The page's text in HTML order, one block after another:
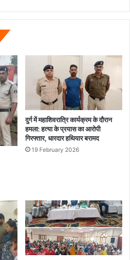
दुर्ग में महाशिवरात्रि कार्यक्रम के दौरान
हमला: हत्या के प्रयास का आरोपी
गिरफ्तार, धारदार हथियार बरामद
19 February 2026